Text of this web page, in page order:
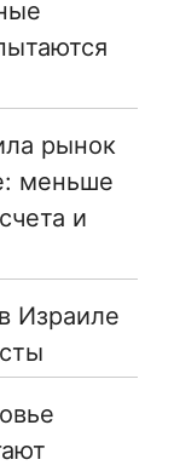
рынок
меньше
и
Израиле